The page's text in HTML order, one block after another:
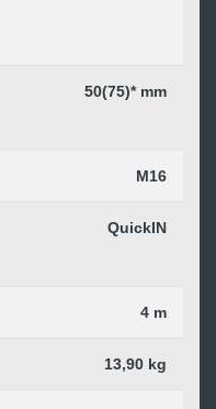
50(75)* mm
M16
QuickIN
4 m
13,90 kg